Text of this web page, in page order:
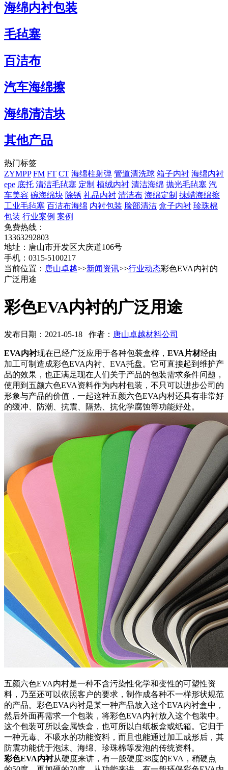
海绵内衬包装
毛毡塞
百洁布
汽车海绵擦
海绵清洁块
其他产品
热门标签
ZYMPP FM FT CT 海绵柱射弹 管道清洗球 箱子内衬 海绵内衬
epe 底托 清洁毛毡塞 定制 植绒内衬 清洁海绵 抛光毛毡塞 汽
车美容 碗海绵块 除锈 礼品内衬 清洁布 海绵定制 抹蜡海绵擦
工业毛毡塞 百洁布海绵 内衬包装 脸部清洁 盒子内衬 珍珠棉
包装 行业案例 案例
免费热线：
13363292803
地址：唐山市开发区大庆道106号
手机：0315-5100217
当前位置： 唐山卓越>>新闻资讯>>行业动态彩色EVA内衬的
广泛用途
彩色EVA内衬的广泛用途
发布日期：2021-05-18 作者： 唐山卓越材料公司
EVA内衬现在已经广泛应用于各种包装盒梓， EVA片材经由
加工可制造成彩色EVA内衬、EVA托盘。它可直接起到维护产
品的效果，也正满足现在人们关于产品的包装需求条件问题，
使用到五颜六色EVA资料作为内村包装，不只可以进步公司的
形象与产品的价值，一起这种五颜六色EVA内村还具有非常好
的缓冲、防潮、抗震、隔热、抗化学腐蚀等功能好处。
五颜六色EVA内村是一种不含污染性化学和变性的可塑性资
料，乃至还可以依照客户的要求，制作成各种不一样形状规范
的产品。彩色EVA内衬是某一种产品放入这个EVA内衬盒中，
然后外面再需求一个包装，将彩色EVA内衬放入这个包装中。
这个包装可所以金属铁盒，也可所以白纸板盒或纸箱。它归于
一种无毒、不吸水的功能资料，而且也能通过加工成形后，其
防震功能优于泡沫、海绵、珍珠棉等发泡的传统资料。
彩色EVA内衬从硬度来讲，有一般硬度38度的EVA，稍硬点